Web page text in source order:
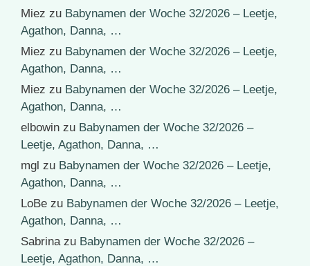
Miez zu Babynamen der Woche 32/2026 – Leetje,
Agathon, Danna, …
Miez zu Babynamen der Woche 32/2026 – Leetje,
Agathon, Danna, …
Miez zu Babynamen der Woche 32/2026 – Leetje,
Agathon, Danna, …
elbowin zu Babynamen der Woche 32/2026 –
Leetje, Agathon, Danna, …
mgl zu Babynamen der Woche 32/2026 – Leetje,
Agathon, Danna, …
LoBe zu Babynamen der Woche 32/2026 – Leetje,
Agathon, Danna, …
Sabrina zu Babynamen der Woche 32/2026 –
Leetje, Agathon, Danna, …